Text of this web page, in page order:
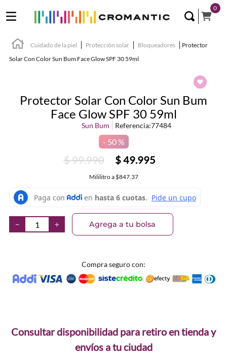
0
Cuidado de la piel Protección solar Bloqueadores
Protector
Solar Con Color Sun Bum Face Glow SPF 30 59ml
Protector Solar Con Color Sun Bum
Face Glow SPF 30 59ml
Sun Bum Referencia:77484
50 %
$99.990 $49.995
Mililitroa $847.37
＋
－ Agrega a tu bolsa
Compra seguro con:
Consultar disponibilidad para retiro en tienda y
envíos a tu ciudad